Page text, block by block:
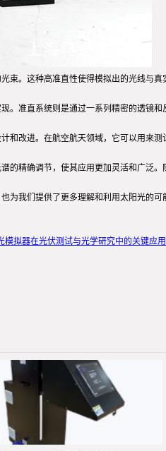
。这种高准直性使得模拟出的光线与
准直系统则是通过一系列精密的透镜
改进。在航空航天领域，它可以用来测
的精确调节，使其应用更加灵活和广泛
我们提供了更多理解和利用太阳光的
模拟器在光伏测试与光学研究中的关键应